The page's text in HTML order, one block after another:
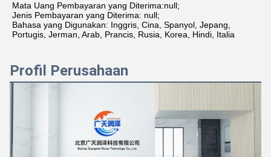
Mata Uang Pembayaran yang Diterima:null;
Jenis Pembayaran yang Diterima: null;
Bahasa yang Digunakan: Inggris, Cina, Spanyol, Jepang,
Portugis, Jerman, Arab, Prancis, Rusia, Korea, Hindi, Italia
Profil Perusahaan